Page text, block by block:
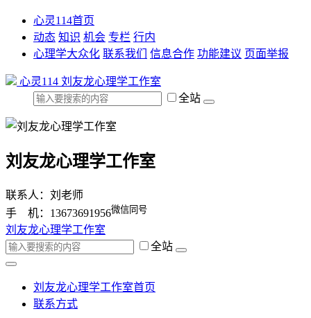
心灵114首页
动态 知识 机会 专栏 行内
心理学大众化 联系我们 信息合作 功能建议 页面举报
心灵114 刘友龙心理学工作室
全站
刘友龙心理学工作室
联系人：刘老师
手 机：13673691956微信同号
刘友龙心理学工作室
全站
刘友龙心理学工作室首页
联系方式